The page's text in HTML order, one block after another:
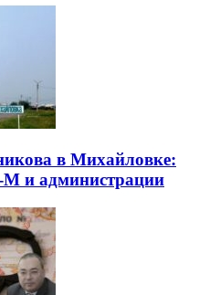
в Михайловке:
и администрации